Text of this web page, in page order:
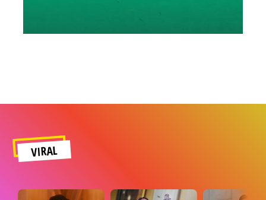
VIRAL